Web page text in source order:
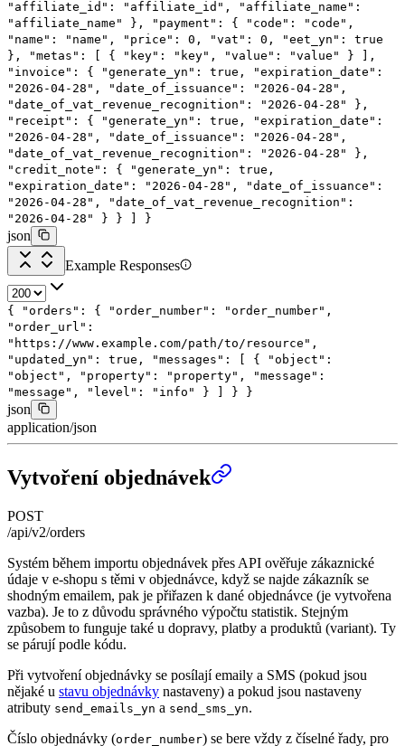
"affiliate_id" : "affiliate_id" , "affiliate_name" :
"affiliate_name"
}, "payment" : { "code" : "code" ,
"name" : "name" , "price" : 0 , "vat" : 0 , "eet_yn" : true
},
"metas" : [ { "key" : "key" , "value" : "value" }
],
"invoice" : { "generate_yn" : true , "expiration_date" :
"2026-04-28" , "date_of_issuance" : "2026-04-28" ,
"date_of_vat_revenue_recognition" : "2026-04-28"
},
"receipt" : { "generate_yn" : true , "expiration_date" :
"2026-04-28" , "date_of_issuance" : "2026-04-28" ,
"date_of_vat_revenue_recognition" : "2026-04-28"
},
"credit_note" : { "generate_yn" : true ,
"expiration_date" : "2026-04-28" , "date_of_issuance" :
"2026-04-28" , "date_of_vat_revenue_recognition" :
"2026-04-28"
} } }
json
Example Responses
{ "orders" : { "order_number" : "order_number" ,
"order_url" :
"https://www.example.com/path/to/resource" ,
"updated_yn" : true , "messages" : [ { "object" :
"object" , "property" : "property" , "message" :
"message" , "level" : "info" } } }
json
application/json
Vytvoření objednávek
POST
/api/v2/orders
Systém během importu objednávek přes API ověřuje zákaznické
údaje v e-shopu s těmi v objednávce, když se najde zákazník se
shodným emailem, pak je přiřazen k dané objednávce (je vytvořena
vazba). Je to z důvodu správného výpočtu statistik. Stejným
způsobem to funguje také u dopravy, platby a produktů (variant). Ty
se párují podle kódu.
Při vytvoření objednávky se posílají emaily a SMS (pokud jsou
nějaké u stavu objednávky nastaveny) a pokud jsou nastaveny
atributy send_emails_yn a send_sms_yn.
Číslo objednávky (order_number) se bere vždy z číselné řady, pro